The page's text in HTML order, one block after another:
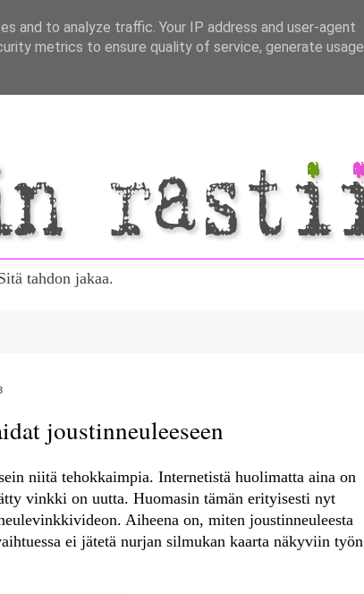
tahdon jakaa.
joustinneuleeseen
niitä tehokkaimpia. Internetistä huolimatta aina on
vinkki on uutta. Huomasin tämän erityisesti nyt
Aiheena on, miten joustinneuleesta
ei jätetä nurjan silmukan kaarta näkyviin työn
and to analyze traffic. Your IP address and user-agent
metrics to ensure quality of service, generate usage